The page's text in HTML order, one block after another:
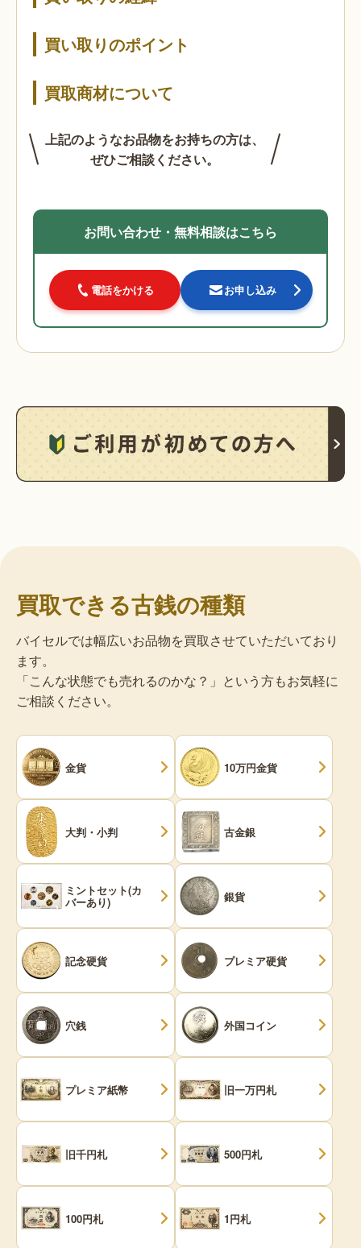
買い取りのポイント
買取商材について
上記のようなお品物をお持ちの方は、
ぜひご相談ください。
お問い合わせ・無料相談はこちら
電話をかける お申し込み
買取できる古銭の種類
バイセルでは幅広いお品物を買取させていただいており
ます。
「こんな状態でも売れるのかな？」という方もお気軽に
ご相談ください。
金貨 10万円金貨
大判・小判 古金銀
ミントセット(カ
バーあり) 銀貨
記念硬貨 プレミア硬貨
穴銭 外国コイン
プレミア紙幣 旧一万円札
旧千円札 500円札
100円札 1円札